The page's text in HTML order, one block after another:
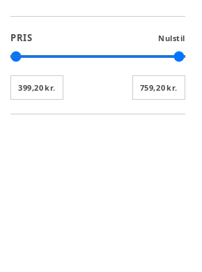
PRIS Nulstil
399,20 kr. 759,20 kr.